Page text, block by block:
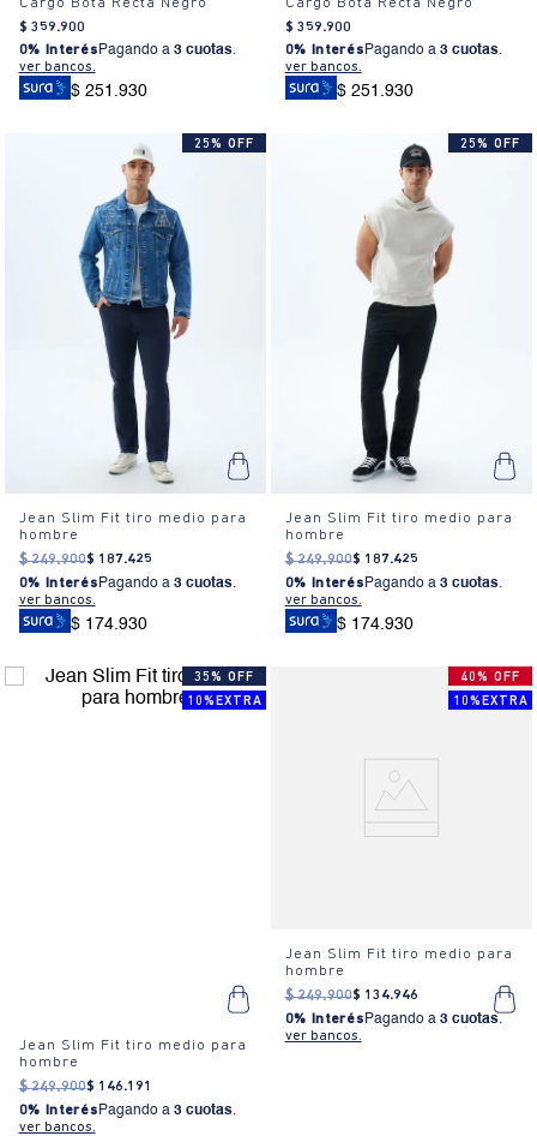
$ 359.900
0% Interés Pagando a 3 cuotas.
ver bancos.
$ 251.930
$ 359.900
0% Interés Pagando a 3 cuotas.
ver bancos.
$ 251.930
25% OFF
Jean Slim Fit tiro medio para
hombre
$ 249.900$ 187.425
0% Interés Pagando a 3 cuotas.
ver bancos.
$ 174.930
25% OFF
Jean Slim Fit tiro medio para
hombre
$ 249.900$ 187.425
0% Interés Pagando a 3 cuotas.
ver bancos.
$ 174.930
35% OFF
10%EXTRA
Jean Slim Fit tiro medio para
hombre
$ 249.900$ 146.191
0% Interés Pagando a 3 cuotas.
ver bancos.
40% OFF
10%EXTRA
Jean Slim Fit tiro medio para
hombre
$ 249.900$ 134.946
0% Interés Pagando a 3 cuotas.
ver bancos.